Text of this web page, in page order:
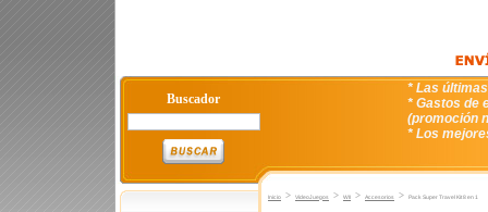
Buscador
* Las
* Gastos de
(promoción
* Los
Inicio > VideoJuegos > WII > Accesorios > Pack Super Travel Kit 8 en 1